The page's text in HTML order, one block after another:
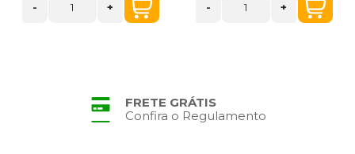
- + - +
FRETE GRÁTIS
Confira o Regulamento